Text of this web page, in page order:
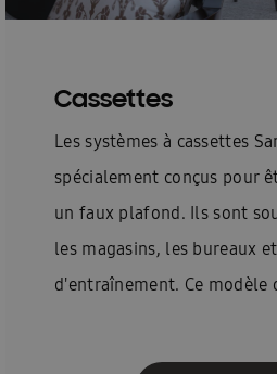
Cassettes
Les systèmes à cassettes
spécialement conçus pour
un faux plafond. Ils sont
les magasins, les bureaux
d'entraînement. Ce modèle